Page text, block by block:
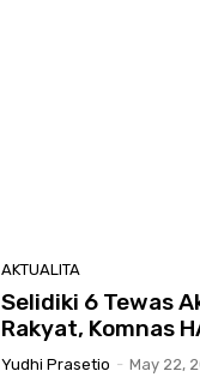
AKTUALITA
Selidiki 6 Tewas
Rakyat, Komnas
Yudhi Prasetio - May 22,